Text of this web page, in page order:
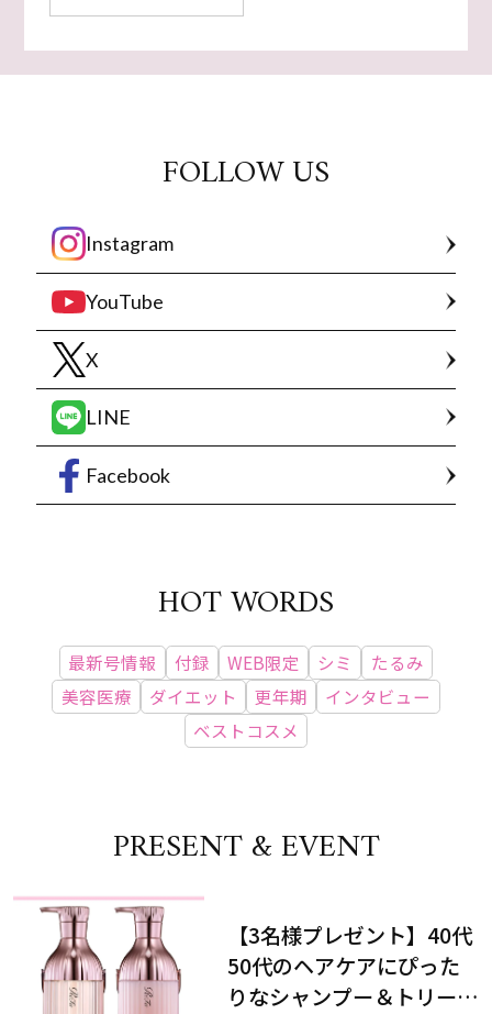
FOLLOW US
Instagram
YouTube
X
LINE
Facebook
HOT WORDS
最新号情報 付録 WEB限定 シミ
たるみ
美容医療
ダイエット 更年期
インタビュー
ベストコスメ
PRESENT & EVENT
【3名様プレゼント】40代
50代のヘアケアにぴった
りなシャンプー＆トリート